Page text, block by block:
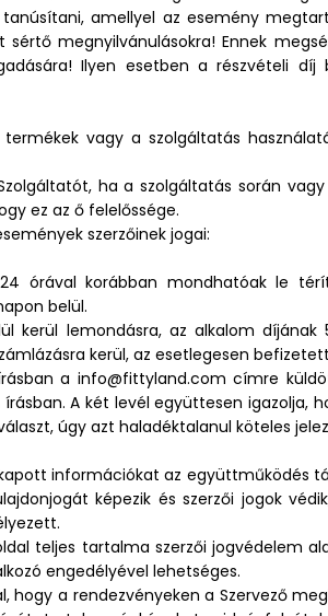
amellyel az esemény
megnyilvánulásokra! Ennek
Ilyen esetben a részvételi
vagy a szolgáltatás
ha a szolgáltatás során
ez az ő felelőssége.
szerzőinek jogai:
órával korábban mondhatóak le
belül.
lemondásra, az alkalom díjának
kerül, az esetlegesen
a info@fittyland.com címre
A két levél együttesen igazolja,
úgy azt haladéktalanul köteles
információkat az együttműködés
képezik és szerzői jogok
teljes tartalma szerzői jogvédelem
engedélyével lehetséges.
hogy a rendezvényeken a Szervező